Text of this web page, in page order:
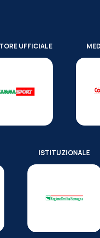
UFFICIALE
ISTITUZIONALE